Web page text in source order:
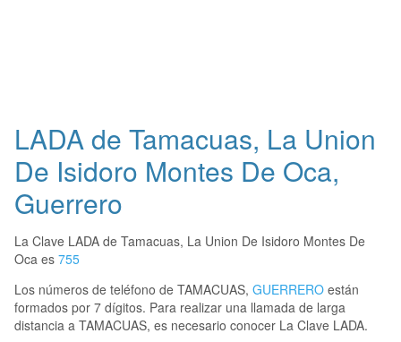
LADA de Tamacuas, La Union
De Isidoro Montes De Oca,
Guerrero
La Clave LADA de Tamacuas, La Union De Isidoro Montes De
Oca es 755
Los números de teléfono de TAMACUAS, GUERRERO están
formados por 7 dígitos. Para realizar una llamada de larga
distancia a TAMACUAS, es necesario conocer La Clave LADA.